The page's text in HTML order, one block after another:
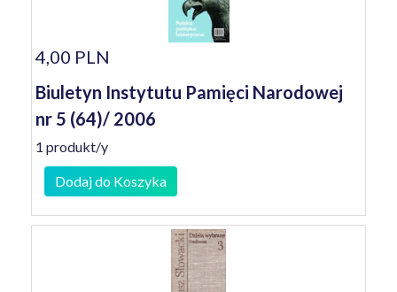
4,00 PLN
Biuletyn Instytutu Pamięci Narodowej
nr 5 (64)/ 2006
1 produkt/y
Dodaj do Koszyka